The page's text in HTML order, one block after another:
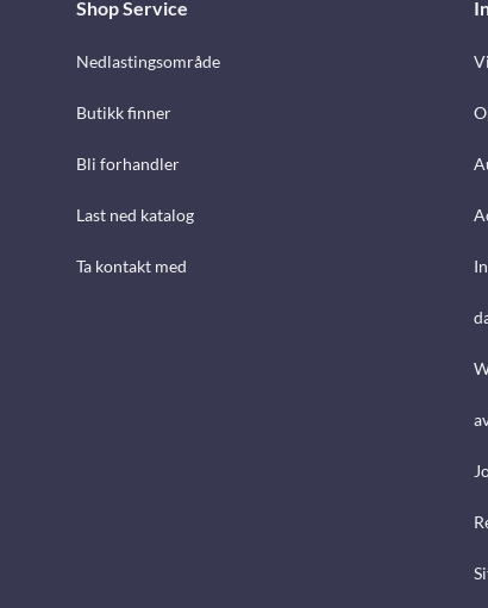
Shop Service
Nedlastingsområde
Butikk finner
Bli forhandler
Last ned katalog
Ta kontakt med